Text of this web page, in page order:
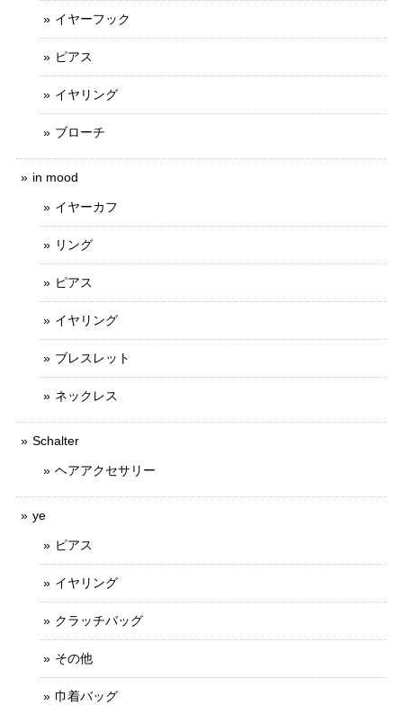
イヤーフック
ピアス
イヤリング
ブローチ
in mood
イヤーカフ
リング
ピアス
イヤリング
ブレスレット
ネックレス
Schalter
ヘアアクセサリー
ye
ピアス
イヤリング
クラッチバッグ
その他
巾着バッグ